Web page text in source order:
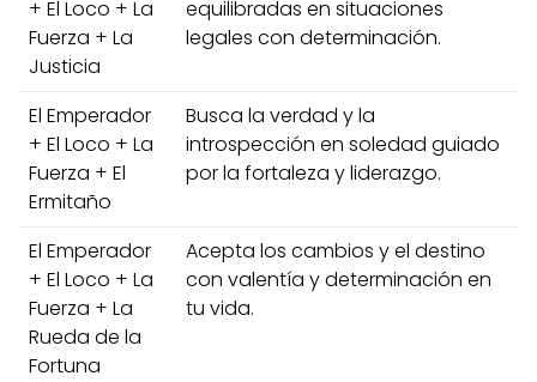
+ El Loco + La
Fuerza + La
Justicia
equilibradas en situaciones
legales con determinación.
El Emperador
+ El Loco + La
Fuerza + El
Ermitaño
Busca la verdad y la
introspección en soledad guiado
por la fortaleza y liderazgo.
El Emperador
+ El Loco + La
Fuerza + La
Rueda de la
Fortuna
Acepta los cambios y el destino
con valentía y determinación en
tu vida.